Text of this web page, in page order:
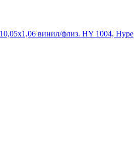
винил/флиз. HY 1004, Hype